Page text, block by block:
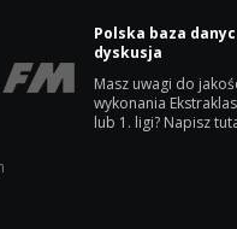
Polska baza
dyskusja
Masz uwagi do
wykonania
lub 1. ligi? Napisz